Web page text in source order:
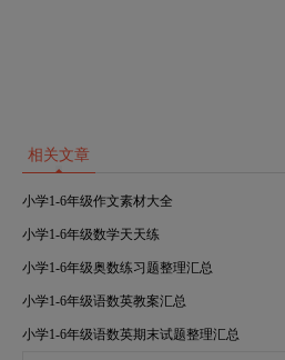
相关文章
小学1-6年级作文素材大全
小学1-6年级数学天天练
小学1-6年级奥数练习题整理汇总
小学1-6年级语数英教案汇总
小学1-6年级语数英期末试题整理汇总